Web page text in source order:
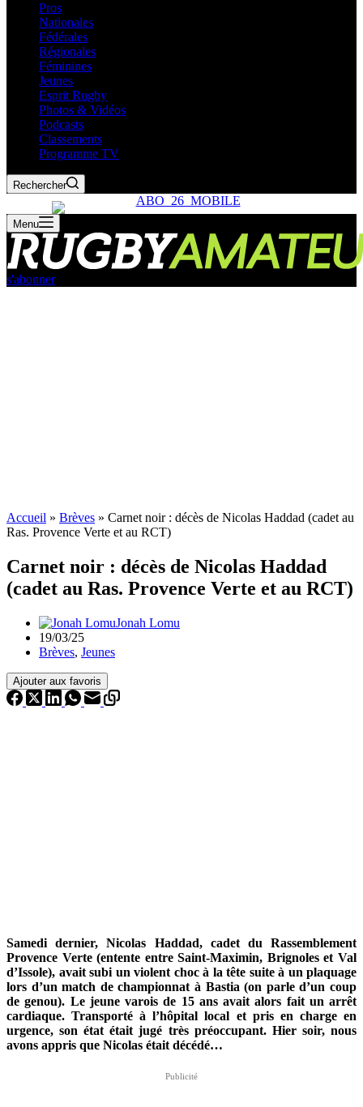
Pros
Nationales
Fédérales
Régionales
Féminines
Jeunes
Esprit Rugby
Photos & Vidéos
Podcasts
Classements
Programme TV
Rechercher
Menu
s'abonner
Accueil » Brèves » Carnet noir : décès de Nicolas Haddad (cadet au
Ras. Provence Verte et au RCT)
Carnet noir : décès de Nicolas Haddad
(cadet au Ras. Provence Verte et au RCT)
Jonah Lomu
19/03/25
Brèves, Jeunes
Ajouter aux favoris
Samedi dernier, Nicolas Haddad, cadet du Rassemblement
Provence Verte (entente entre Saint-Maximin, Brignoles et Val
d’Issole), avait subi un violent choc à la tête suite à un plaquage
lors d’un match de championnat à Bastia (on parle d’un coup
de genou). Le jeune varois de 15 ans avait alors fait un arrêt
cardiaque. Transporté à l’hôpital local et pris en charge en
urgence, son état était jugé très préoccupant. Hier soir, nous
avons appris que Nicolas était décédé…